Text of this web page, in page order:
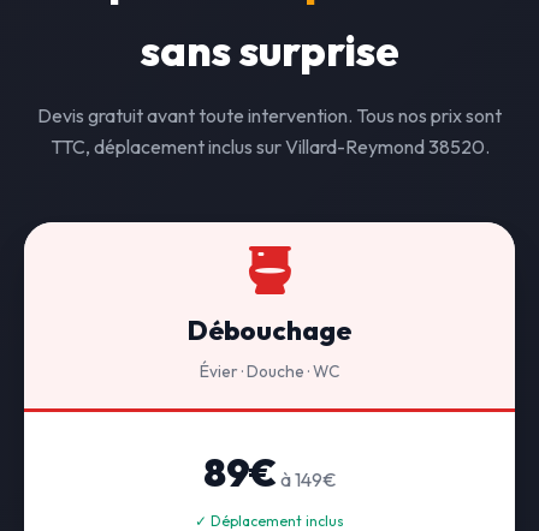
sans surprise
Devis gratuit avant toute intervention. Tous nos prix sont
TTC, déplacement inclus sur Villard-Reymond 38520.
Débouchage
Évier · Douche · WC
89€ à 149€
✓ Déplacement inclus